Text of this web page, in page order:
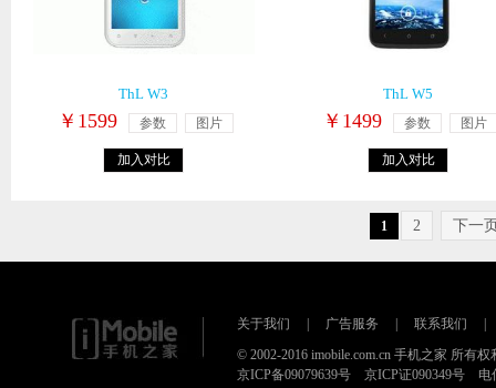
ThL W3
￥1599 参数 图片
加入对比
ThL W5
￥1499 参数 图片
加入对比
1 2 下一
关于我们 广告服务 联系我们
© 2002-2016 imobile.com.cn 手机之家 所有权
京ICP备09079639号 京ICP证090349号 电